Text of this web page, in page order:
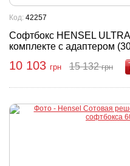
Софтбокс HENSEL
комплекте с адаптером
Код: 42257
10 103 грн 15 132грн